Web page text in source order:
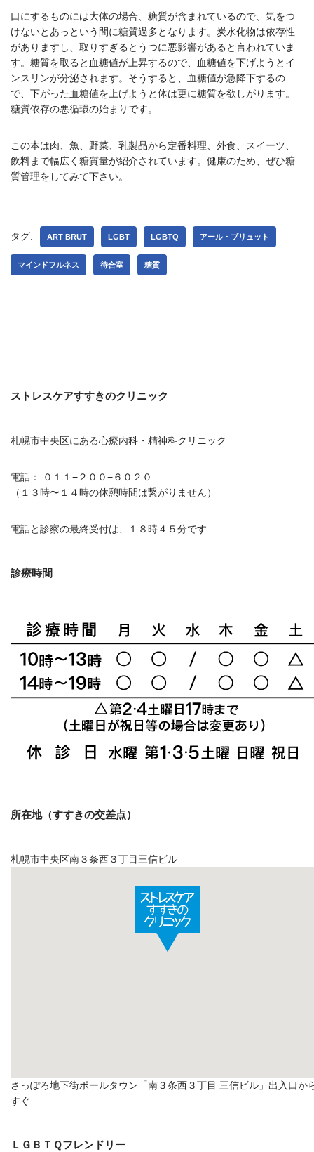
口にするものには大体の場合、糖質が含まれているので、気をつ
けないとあっという間に糖質過多となります。炭水化物は依存性
がありますし、取りすぎるとうつに悪影響があると言われていま
す。糖質を取ると血糖値が上昇するので、血糖値を下げようとイ
ンスリンが分泌されます。そうすると、血糖値が急降下するの
で、下がった血糖値を上げようと体は更に糖質を欲しがります。
糖質依存の悪循環の始まりです。
この本は肉、魚、野菜、乳製品から定番料理、外食、スイーツ、
飲料まで幅広く糖質量が紹介されています。健康のため、ぜひ糖
質管理をしてみて下さい。
タグ: ART BRUT LGBT LGBTQ アール・ブリュット
マインドフルネス 待合室 糖質
ストレスケアすすきのクリニック
札幌市中央区にある心療内科・精神科クリニック
電話： ０１１−２００−６０２０
（１３時〜１４時の休憩時間は繋がりません）
電話と診察の最終受付は、１８時４５分です
診療時間
所在地（すすきの交差点）
札幌市中央区南３条西３丁目三信ビル
さっぽろ地下街ポールタウン「南３条西３丁目 三信ビル」出入口か
すぐ
ＬＧＢＴＱフレンドリー